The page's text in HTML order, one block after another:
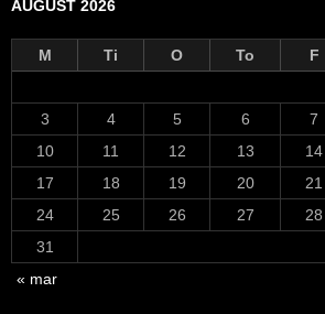
AUGUST 2026
M Ti O To F
3
4 5 6 7
10
11 12 13 14
17
18 19 20 21
24
25 26 27 28
31
« mar